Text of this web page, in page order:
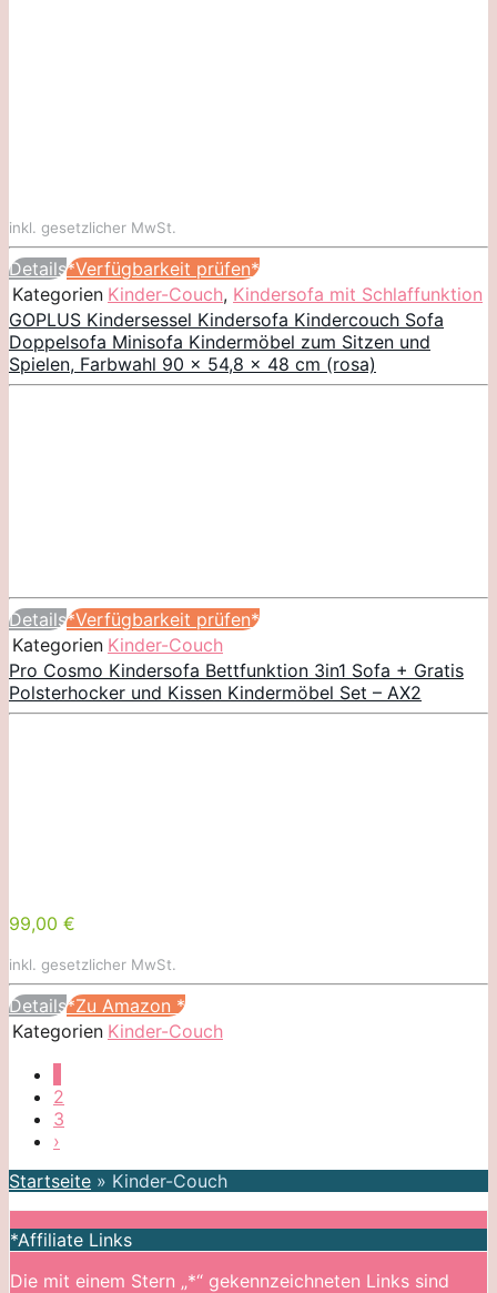
inkl. gesetzlicher MwSt.
Details*Verfügbarkeit prüfen*
Kategorien Kinder-Couch, Kindersofa mit Schlaffunktion
GOPLUS Kindersessel Kindersofa Kindercouch Sofa
Doppelsofa Minisofa Kindermöbel zum Sitzen und
Spielen, Farbwahl 90 x 54,8 x 48 cm (rosa)
Details*Verfügbarkeit prüfen*
Kategorien Kinder-Couch
Pro Cosmo Kindersofa Bettfunktion 3in1 Sofa + Gratis
Polsterhocker und Kissen Kindermöbel Set – AX2
99,00 €
inkl. gesetzlicher MwSt.
Details*Zu Amazon *
Kategorien Kinder-Couch
2
3
›
Startseite » Kinder-Couch
*Affiliate Links
Die mit einem Stern „*“ gekennzeichneten Links sind